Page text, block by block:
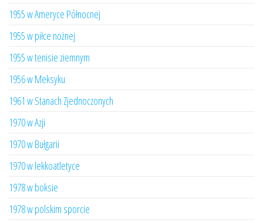
1955 w Ameryce Północnej
1955 w piłce nożnej
1955 w tenisie ziemnym
1956 w Meksyku
1961 w Stanach Zjednoczonych
1970 w Azji
1970 w Bułgarii
1970 w lekkoatletyce
1978 w boksie
1978 w polskim sporcie